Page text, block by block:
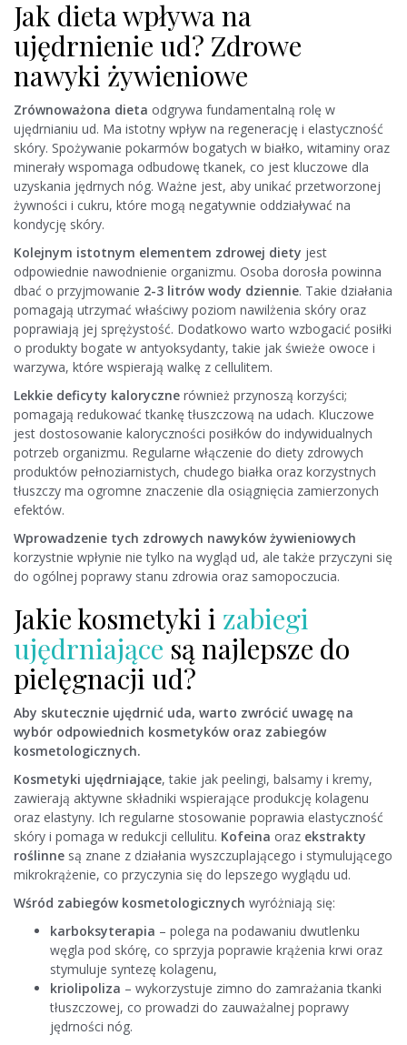
Jak dieta wpływa na
ujędrnienie ud? Zdrowe
nawyki żywieniowe
Zrównoważona dieta odgrywa fundamentalną rolę w
ujędrnianiu ud. Ma istotny wpływ na regenerację i elastyczność
skóry. Spożywanie pokarmów bogatych w białko, witaminy oraz
minerały wspomaga odbudowę tkanek, co jest kluczowe dla
uzyskania jędrnych nóg. Ważne jest, aby unikać przetworzonej
żywności i cukru, które mogą negatywnie oddziaływać na
kondycję skóry.
Kolejnym istotnym elementem zdrowej diety jest
odpowiednie nawodnienie organizmu. Osoba dorosła powinna
dbać o przyjmowanie 2-3 litrów wody dziennie. Takie działania
pomagają utrzymać właściwy poziom nawilżenia skóry oraz
poprawiają jej sprężystość. Dodatkowo warto wzbogacić posiłki
o produkty bogate w antyoksydanty, takie jak świeże owoce i
warzywa, które wspierają walkę z cellulitem.
Lekkie deficyty kaloryczne również przynoszą korzyści;
pomagają redukować tkankę tłuszczową na udach. Kluczowe
jest dostosowanie kaloryczności posiłków do indywidualnych
potrzeb organizmu. Regularne włączenie do diety zdrowych
produktów pełnoziarnistych, chudego białka oraz korzystnych
tłuszczy ma ogromne znaczenie dla osiągnięcia zamierzonych
efektów.
Wprowadzenie tych zdrowych nawyków żywieniowych
korzystnie wpłynie nie tylko na wygląd ud, ale także przyczyni się
do ogólnej poprawy stanu zdrowia oraz samopoczucia.
Jakie kosmetyki i zabiegi
ujędrniające są najlepsze do
pielęgnacji ud?
Aby skutecznie ujędrnić uda, warto zwrócić uwagę na
wybór odpowiednich kosmetyków oraz zabiegów
kosmetologicznych.
Kosmetyki ujędrniające, takie jak peelingi, balsamy i kremy,
zawierają aktywne składniki wspierające produkcję kolagenu
oraz elastyny. Ich regularne stosowanie poprawia elastyczność
skóry i pomaga w redukcji cellulitu. Kofeina oraz ekstrakty
roślinne są znane z działania wyszczuplającego i stymulującego
mikrokrążenie, co przyczynia się do lepszego wyglądu ud.
Wśród zabiegów kosmetologicznych wyróżniają się:
karboksyterapia – polega na podawaniu dwutlenku
węgla pod skórę, co sprzyja poprawie krążenia krwi oraz
stymuluje syntezę kolagenu,
kriolipoliza – wykorzystuje zimno do zamrażania tkanki
tłuszczowej, co prowadzi do zauważalnej poprawy
jędrności nóg.